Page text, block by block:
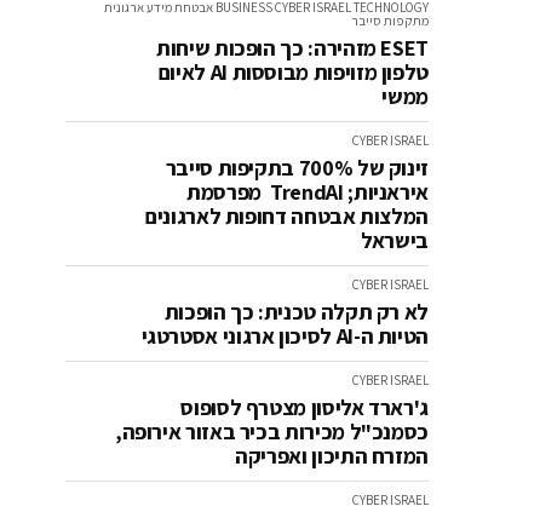
BUSINESSCYBER ISRAELTECHNOLOGY אבטחת מידע ארגונית
מתקפות סייבר
ESET מזהירה: כך הופכות שיחות
טלפון מזויפות מבוססות AI לאיום
ממשי
CYBER ISRAEL
זינוק של 700% בתקיפות סייבר
איראניות; TrendAI מפרסמת
המלצות אבטחה דחופות לארגונים
בישראל
CYBER ISRAEL
לא רק תקלה טכנית: כך הופכות
הטיות ה-AI לסיכון ארגוני אסטרטגי
CYBER ISRAEL
ג'רארד אליסון מצטרף לסופוס
כסמנכ"ל מכירות בכיר באזור אירופה,
המזרח התיכון ואפריקה
CYBER ISRAEL